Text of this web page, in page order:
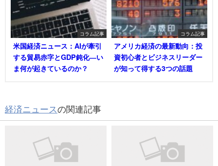
コラム記事
米国経済ニュース：AIが牽引
する貿易赤字とGDP鈍化―い
ま何が起きているのか？
コラム記事
アメリカ経済の最新動向：投
資初心者とビジネスリーダー
が知って得する3つの話題
経済ニュースの関連記事